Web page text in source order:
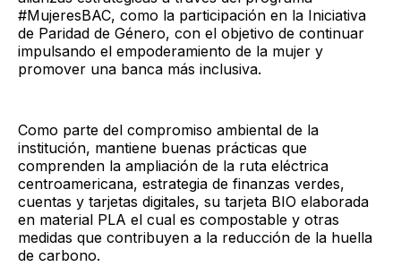
#MujeresBAC, como la participación en la Iniciativa
de Paridad de Género, con el objetivo de continuar
impulsando el empoderamiento de la mujer y
promover una banca más inclusiva.
Como parte del compromiso ambiental de la
institución, mantiene buenas prácticas que
comprenden la ampliación de la ruta eléctrica
centroamericana, estrategia de finanzas verdes,
cuentas y tarjetas digitales, su tarjeta BIO elaborada
en material PLA el cual es compostable y otras
medidas que contribuyen a la reducción de la huella
de carbono.